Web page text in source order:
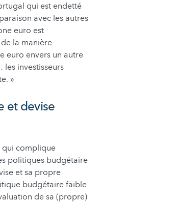
qui est endetté
avec les autres
euro est
la manière
euro envers un autre
les investisseurs
»
et devise
qui complique
politiques budgétaire
et sa propre
budgétaire faible
de sa (propre)